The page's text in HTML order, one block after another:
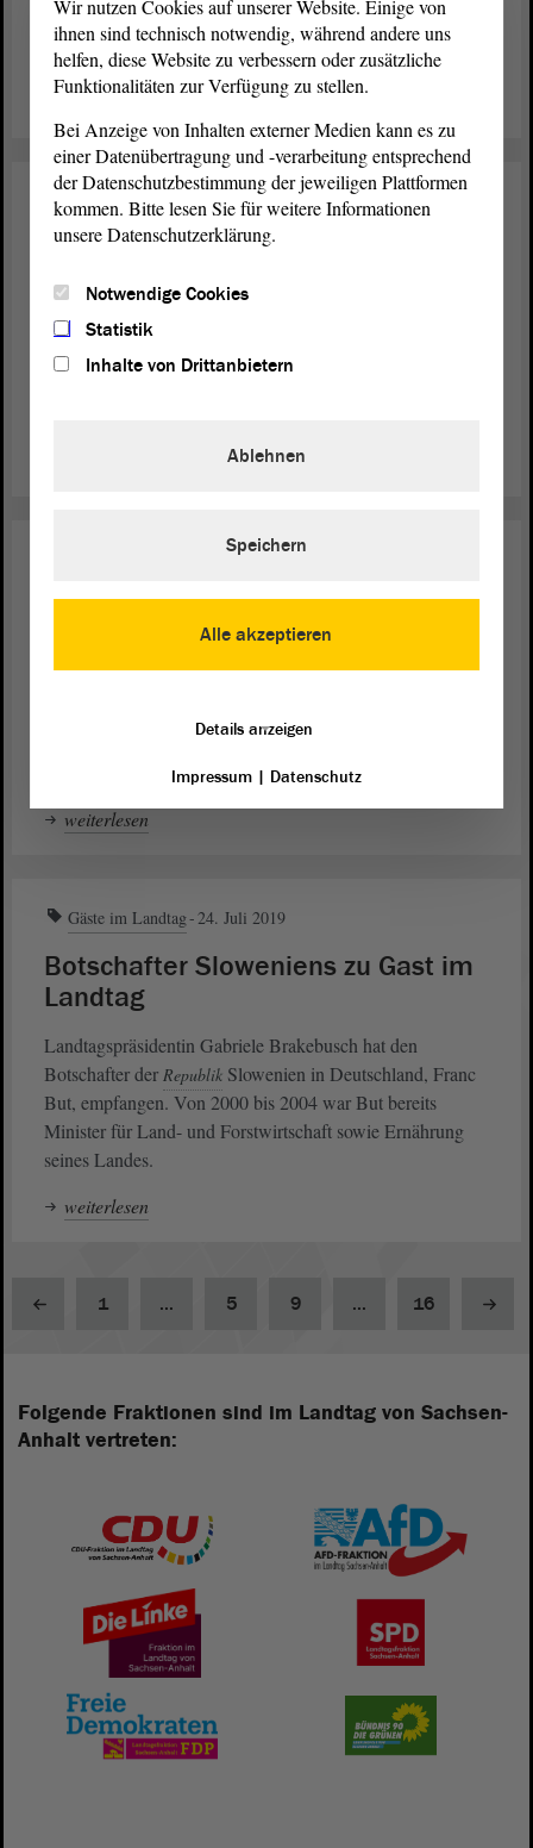
von Sachsen-Anhalt. Dieses Amt hat er seit diesem Jahr
inne.
Gäste im Landtag 11. Dez. 2019
Botschafter Vietnams zu Gast im
Landtag
Landtagspräsidentin Gabriele Brakebusch hat am Mittwoch,
11. Dezember 2019, den vietnamesischen Botschafter in
04. Nov. 2019
Fregattenbesatzung zu Gast im
Anhalt“ von Landtagspräsidentin Gabriele Brakebusch im
empfangen.
weiterlesen
Gäste im Landtag 24. Juli 2019
Botschafter Sloweniens zu Gast im
Landtag
Landtagspräsidentin Gabriele Brakebusch hat den
Botschafter der Republik Slowenien in Deutschland, Franc
But, empfangen. Von 2000 bis 2004 war But bereits
Minister für Land- und Forstwirtschaft sowie Ernährung
seines Landes.
weiterlesen
1 ... 5 9 ... 16
Folgende Fraktionen sind im Landtag von Sachsen-
Anhalt vertreten:
Wir nutzen Cookies auf unserer Website. Einige von
ihnen sind technisch notwendig, während andere uns
helfen, diese Website zu verbessern oder zusätzliche
Funktionalitäten zur Verfügung zu stellen.
Bei Anzeige von Inhalten externer Medien kann es zu
einer Datenübertragung und -verarbeitung entsprechend
der Datenschutzbestimmung der jeweiligen Plattformen
kommen. Bitte lesen Sie für weitere Informationen
unsere Datenschutzerklärung.
Notwendige Cookies
Statistik
Inhalte von Drittanbietern
Alle akzeptieren
Ablehnen
Speichern
Details anzeigen
Impressum| Datenschutz